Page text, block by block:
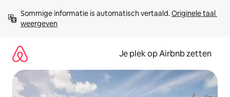
direct
naar
Sommige informatie is automatisch vertaald. Originele taal
weergeven
Je plek op Airbnb zetten